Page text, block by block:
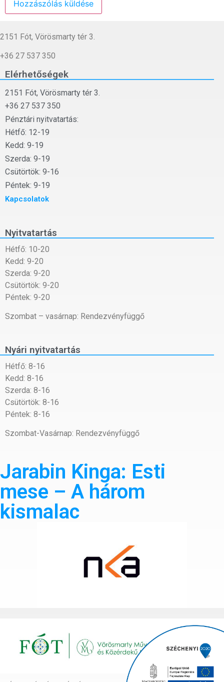
2151 Fót, Vörösmarty tér 3.
+36 27 537 350
Elérhetőségek
2151 Fót, Vörösmarty tér 3.
+36 27 537 350
Pénztári nyitvatartás:
Hétfő: 12-19
Kedd: 9-19
Szerda: 9-19
Csütörtök: 9-16
Péntek: 9-19
Kapcsolatok
Nyitvatartás
Hétfő: 10-20
Kedd: 9-20
Szerda: 9-20
Csütörtök: 9-20
Péntek: 9-20
Szombat – vasárnap: Rendezvényfüggő
Nyári nyitvatartás
Hétfő: 8-16
Kedd: 8-16
Szerda: 8-16
Csütörtök: 8-16
Péntek: 8-16
Szombat-Vasárnap: Rendezvényfüggő
Jarabin Kinga: Esti
mese – A három
kismalac